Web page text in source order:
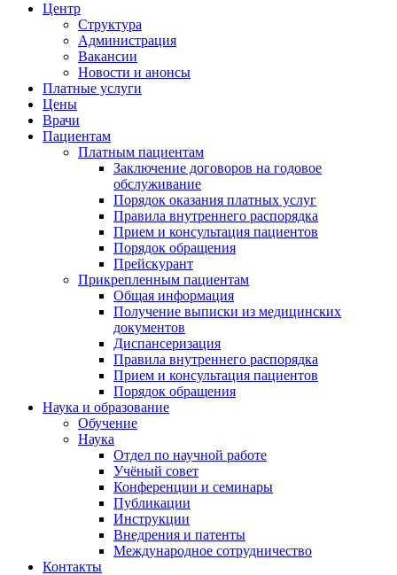
Центр
Структура
Администрация
Вакансии
Новости и анонсы
Платные услуги
Цены
Врачи
Пациентам
Платным пациентам
Заключение договоров на годовое
обслуживание
Порядок оказания платных услуг
Правила внутреннего распорядка
Прием и консультация пациентов
Порядок обращения
Прейскурант
Прикрепленным пациентам
Общая информация
Получение выписки из медицинских
документов
Диспансеризация
Правила внутреннего распорядка
Прием и консультация пациентов
Порядок обращения
Наука и образование
Обучение
Наука
Отдел по научной работе
Учёный совет
Конференции и семинары
Публикации
Инструкции
Внедрения и патенты
Международное сотрудничество
Контакты